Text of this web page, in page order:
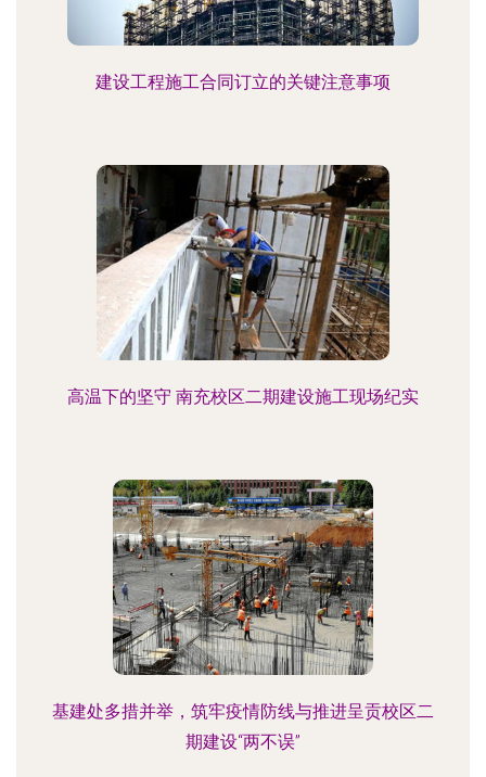
建设工程施工合同订立的关键注意事项
高温下的坚守 南充校区二期建设施工现场纪实
基建处多措并举，筑牢疫情防线与推进呈贡校区二
期建设“两不误”